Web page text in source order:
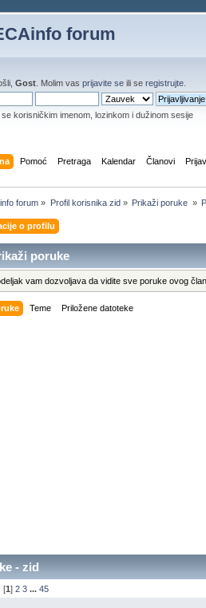
forum
Gost . Molim vasprijavite se ili seregistrujte
se korisničkim imenom, lozinkom i dužinom sesije
Pomoć Pretraga Kalendar Članovi
forum » Profil korisnika zid» Prikaži poruke »
o profilu
poruke
vam dozvoljava da vidite sve poruke ovog
Teme Priložene datoteke
- zid
[1]2 3 ...45